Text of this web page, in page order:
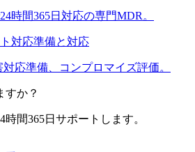
時間365日対応の専門MDR。
対応準備と対応
応準備、コンプロマイズ評価。
すか？
間365日サポートします。